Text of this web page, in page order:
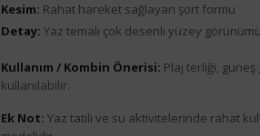
Kesim: Rahat hareket sağlayan şort formu
Detay: Yaz temalı çok desenli yüzey görünümü
Kullanım / Kombin Önerisi: Plaj terliği,
kullanılabilir.
Ek Not: Yaz tatili ve su aktivitelerinde rahat